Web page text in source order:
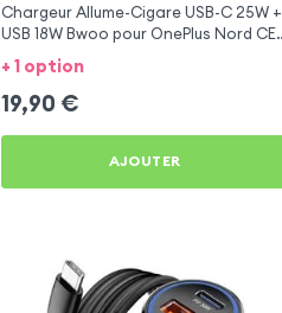
Chargeur Allume-Cigare USB-C 25W +
USB 18W Bwoo pour OnePlus Nord CE
5G
+ 1 option
19,90 €
AJOUTER